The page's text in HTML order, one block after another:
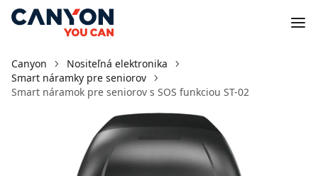
Canyon
Nositeľná elektronika
Smart náramky pre seniorov
Smart náramok pre seniorov s SOS funkciou ST-02